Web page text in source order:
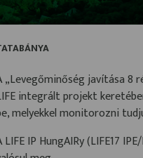
„Levegőminőség javítása 8
integrált projekt
melyekkel monitorozni
LIFE IP HungAIRy (LIFE17